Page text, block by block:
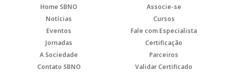
Home SBNO
Associe-se
Notícias
Cursos
Eventos
Fale com Especialista
Jornadas
Certificação
A Sociedade
Parceiros
Contato SBNO
Validar Certificado